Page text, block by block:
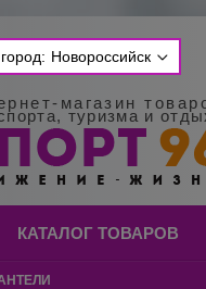
Новороссийск
магазин
туризма и
КАТАЛОГ ТОВАРОВ